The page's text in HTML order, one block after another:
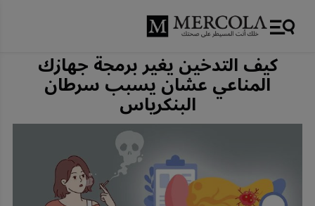
كيف التدخين يغير برمجة جهازك
المناعي عشان يسبب سرطان
البنكرياس